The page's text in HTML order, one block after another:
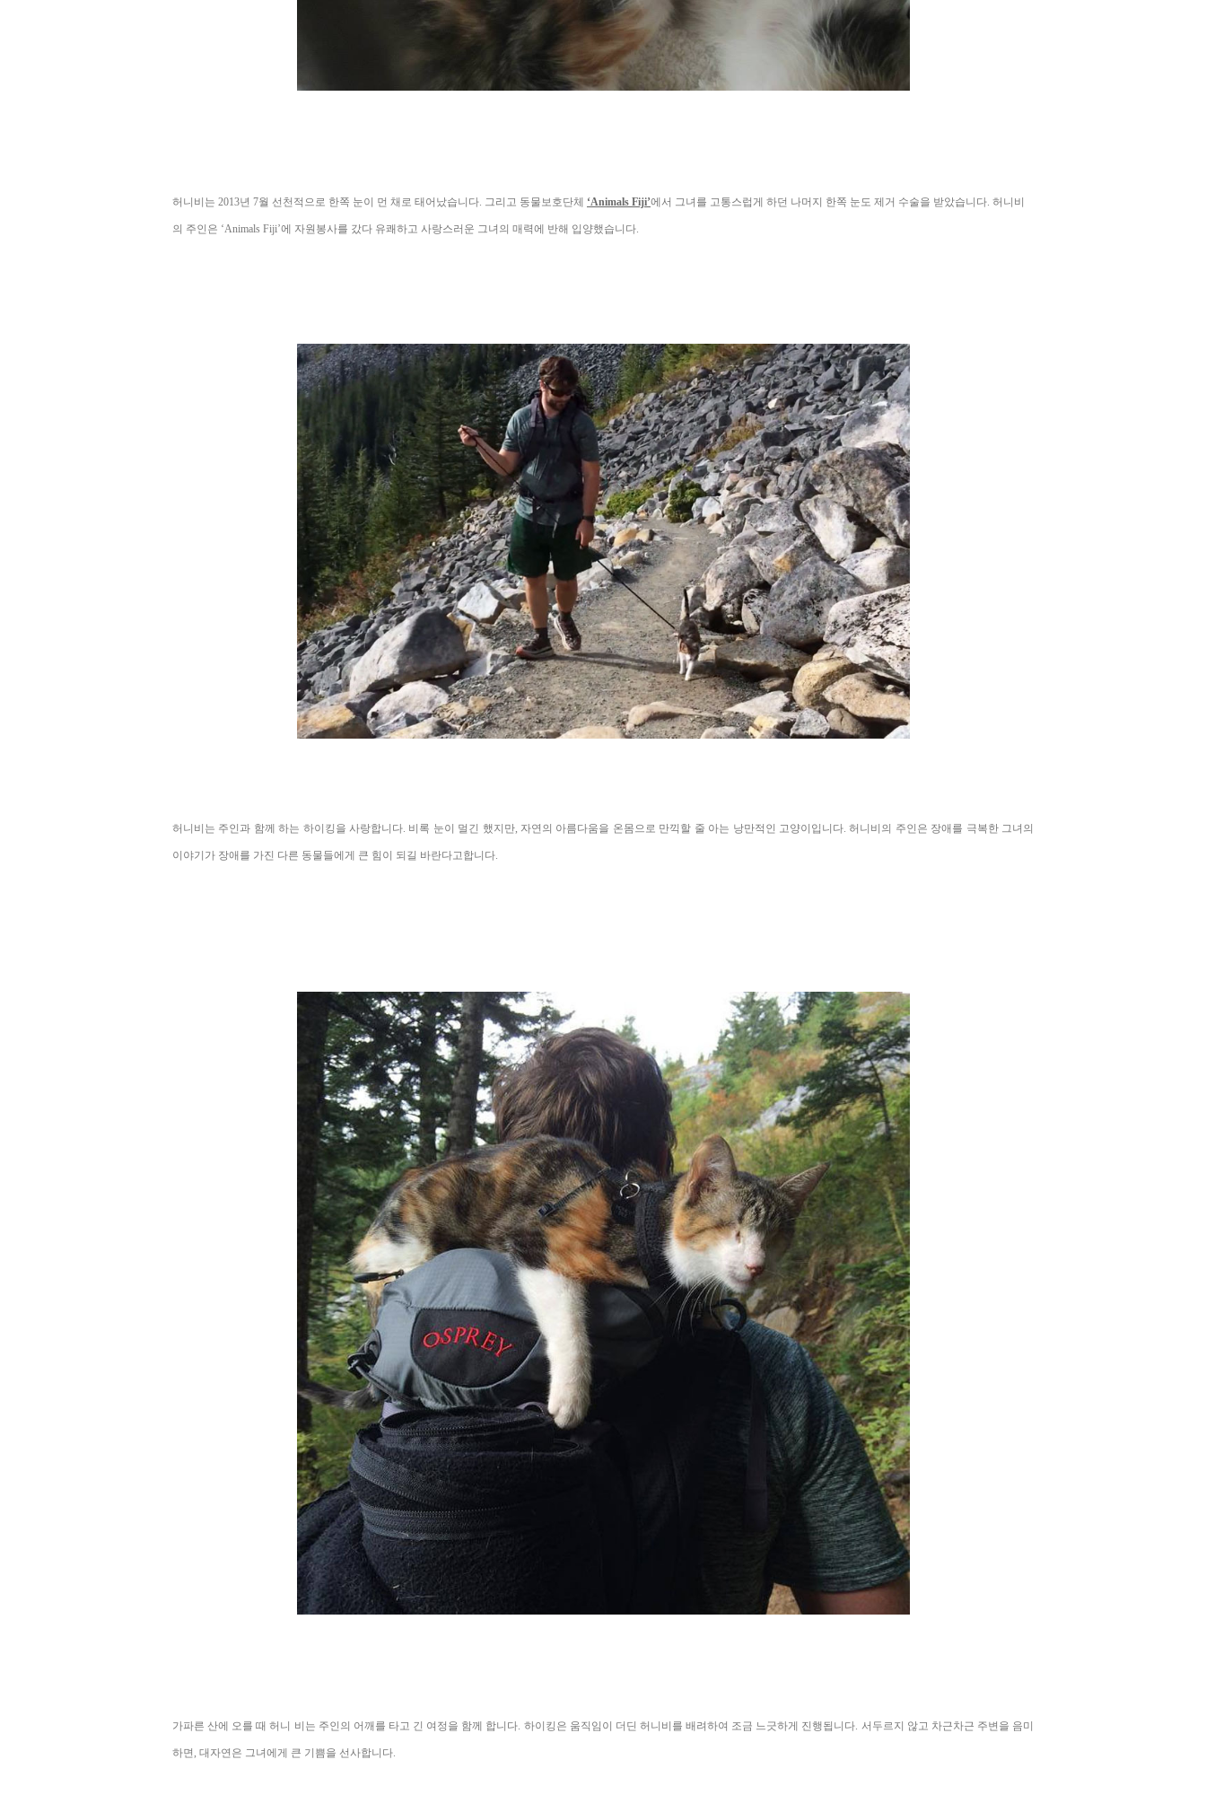
허니비는 2013년 7월 선천적으로 한쪽 눈이 먼 채로 태어났습니다. 그리고 동물보호단체 ‘Animals Fiji’에서 그녀를 고통스럽게 하던 나머지 한쪽 눈도 제거 수술을 받았습니다. 허니비
의 주인은 ‘Animals Fiji’에 자원봉사를 갔다 유쾌하고 사랑스러운 그녀의 매력에 반해 입양했습니다.
허니비는 주인과 함께 하는 하이킹을 사랑합니다. 비록 눈이 멀긴 했지만, 자연의 아름다움을 온몸으로 만끽할 줄 아는 낭만적인 고양이입니다. 허니비의 주인은 장애를 극복한 그녀의
이야기가 장애를 가진 다른 동물들에게 큰 힘이 되길 바란다고합니다.
가파른 산에 오를 때 허니 비는 주인의 어깨를 타고 긴 여정을 함께 합니다. 하이킹 은 움직임이 더딘 허니비를 배려하여 조금 느긋하게 진행됩니다. 서두르지 않고 차근차근 주변을 음미
하면, 대자연은 그녀에게 큰 기쁨을 선사합니다.